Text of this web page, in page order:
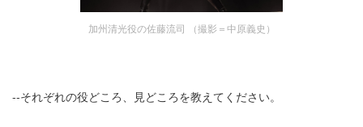
加州清光役の佐藤流司 （撮影＝中原義史）
--それぞれの役どころ、見どころを教えてください。